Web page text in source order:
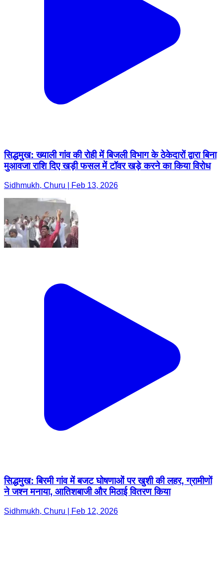
सिद्धमुख: ख्याली गांव की रोही में बिजली विभाग के ठेकेदारों द्वारा बिना
सिद्धमुख: बिरमी गांव में बजट घोषणाओं पर खुशी की लहर, ग्रामीणों
ने जश्न मनाया, आतिशबाजी और मिठाई वितरण किया